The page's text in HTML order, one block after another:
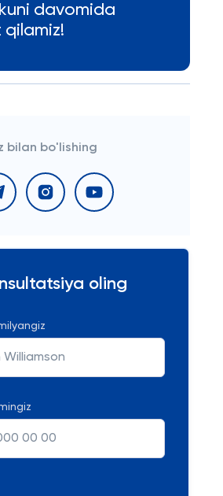
davomida
bilan bo'lishing
oling